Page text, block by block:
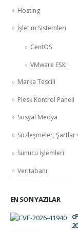
Hosting
İşletim Sistemleri
CentOS
VMware ESXi
Marka Tescili
Plesk Kontrol Paneli
Sosyal Medya
Sözleşmeler, Şartlar
Sunucu İşlemleri
Veritabanı
EN SON YAZILAR